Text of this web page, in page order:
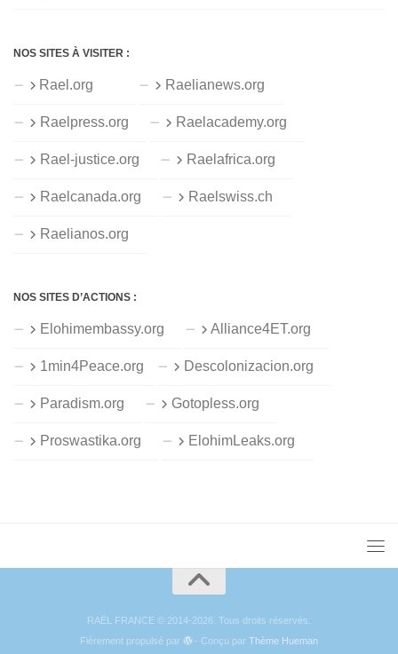
NOS SITES À VISITER :
Rael.org Raelianews.org
Raelpress.org Raelacademy.org
Rael-justice.org Raelafrica.org
Raelcanada.org Raelswiss.ch
Raelianos.org
NOS SITES D’ACTIONS :
Elohimembassy.org Alliance4ET.org
1min4Peace.org Descolonizacion.org
Paradism.org Gotopless.org
Proswastika.org ElohimLeaks.org
RAËL FRANCE © 2014-2026. Tous droits réservés.
Fièrement propulsé par
- Conçu parThème Hueman